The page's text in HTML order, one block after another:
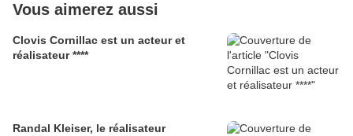
Vous aimerez aussi
Clovis Cornillac est un acteur et
réalisateur ****
Randal Kleiser, le réalisateur